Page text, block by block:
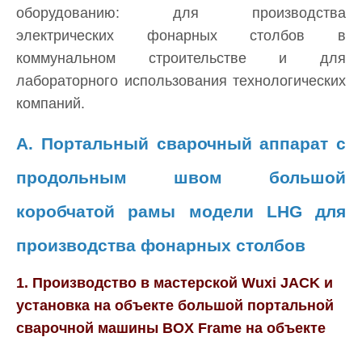
оборудованию: для производства
электрических фонарных столбов в
коммунальном строительстве и для
лабораторного использования технологических
компаний.
A. Портальный сварочный аппарат с
продольным швом большой
коробчатой ​​рамы модели LHG для
производства фонарных столбов
1. Производство в мастерской Wuxi JACK и
установка на объекте большой портальной
сварочной машины BOX Frame на объекте